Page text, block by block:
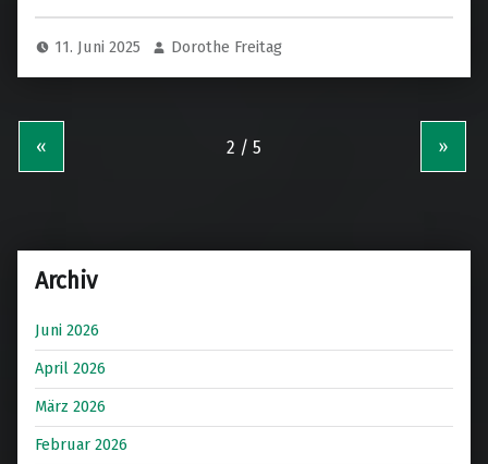
11. Juni 2025 Dorothe Freitag
« »
Archiv
Juni 2026
April 2026
März 2026
Februar 2026